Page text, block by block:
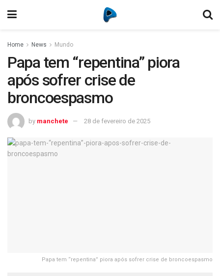
Home News Mundo
Papa tem “repentina” piora
após sofrer crise de
broncoespasmo
by manchete 28 de fevereiro de 2025
Papa tem “repentina” piora após sofrer crise de broncoespasmo